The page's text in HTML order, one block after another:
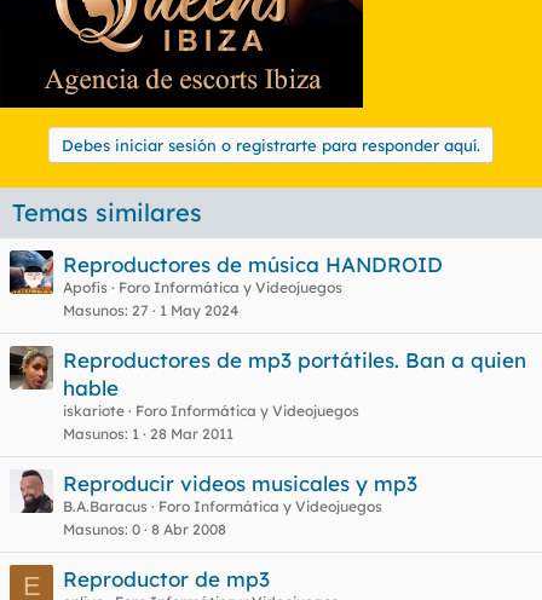
Debes iniciar sesión o registrarte para responder aquí.
Temas similares
Reproductores de música HANDROID
Apofis
Foro Informática y Videojuegos
Masunos 27 1 May 2024
Reproductores de mp3 portátiles. Ban a quien
hable
iskariote
Foro Informática y Videojuegos
Masunos 1 28 Mar 2011
Reproducir videos musicales y mp3
B.A.Baracus
Foro Informática y Videojuegos
Masunos 0 8 Abr 2008
E Reproductor de mp3